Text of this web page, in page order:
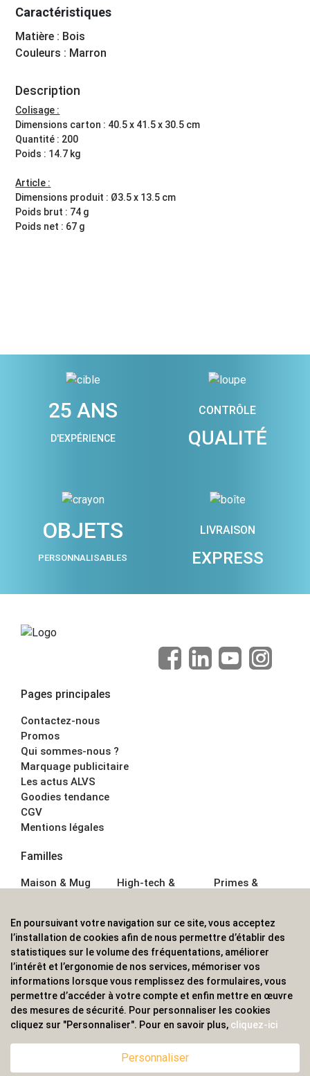
Caractéristiques
Matière : Bois
Couleurs : Marron
Description
Colisage :
Dimensions carton : 40.5 x 41.5 x 30.5 cm
Quantité : 200
Poids : 14.7 kg
Article :
Dimensions produit : Ø3.5 x 13.5 cm
Poids brut : 74 g
Poids net : 67 g
25 ANS
D'EXPÉRIENCE
CONTRÔLE
QUALITÉ
OBJETS
PERSONNALISABLES
LIVRAISON
EXPRESS
Pages principales
Contactez-nous
Promos
Qui sommes-nous ?
Marquage publicitaire
Les actus ALVS
Goodies tendance
CGV
Mentions légales
Familles
Maison & Mug
Écriture
Bagagerie sacs
High-tech &
Sport &
Outdoor
Enfant
Primes &
Boisson
Textile &
Casquette
Accessoires de
ALVS, fournisseur d'objets publicitaires, pour les
professionnels. Une implantation nationale, une
couverture internationale.
En poursuivant votre navigation sur ce site, vous acceptez
l’installation de cookies afin de nous permettre d’établir des
statistiques sur le volume des fréquentations, améliorer
l’intérêt et l’ergonomie de nos services, mémoriser vos
informations lorsque vous remplissez des formulaires, vous
permettre d’accéder à votre compte et enfin mettre en œuvre
des mesures de sécurité. Pour personnaliser les cookies
cliquez sur "Personnaliser". Pour en savoir plus, cliquez-ici
Personnaliser